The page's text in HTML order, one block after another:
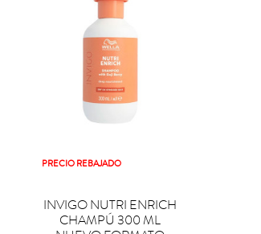
PRECIO REBAJADO

INVIGO NUTRI ENRICH
CHAMPÚ 300 ML